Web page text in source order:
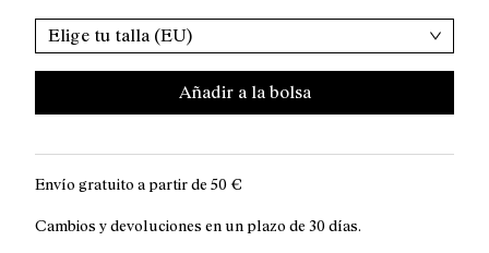
Elige tu talla (EU)
Añadir a la bolsa
Envío gratuito a partir de 50 €
Cambios y devoluciones en un plazo de 30 días.